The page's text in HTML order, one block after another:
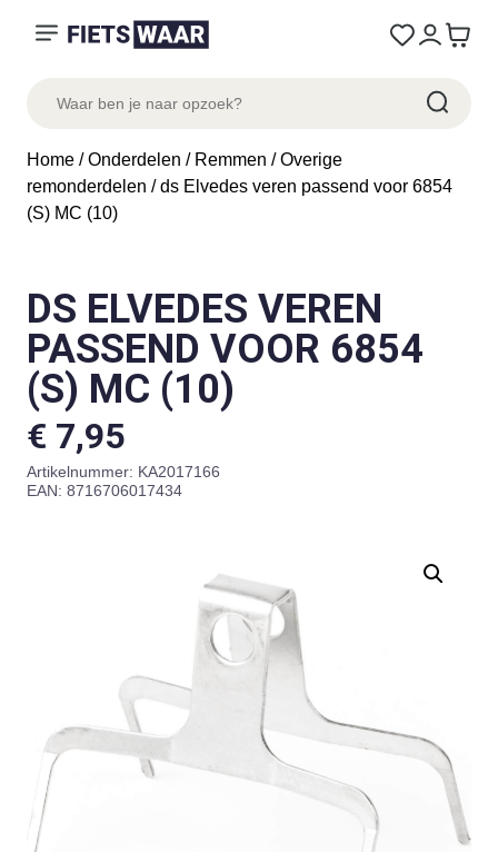
Home /Onderdelen / Remmen /Overige
remonderdelen / ds Elvedes veren passend voor 6854
(S) MC (10)
DS ELVEDES VEREN
PASSEND VOOR 6854
(S) MC (10)
€ 7,95
Artikelnummer: KA2017166
EAN: 8716706017434